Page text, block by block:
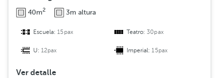
40m2 3m altura
Escuela:15pax Teatro:30pax
U:12pax Imperial:15pax
Ver detalle